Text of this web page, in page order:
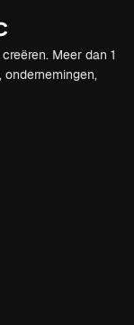
Meer dan 1